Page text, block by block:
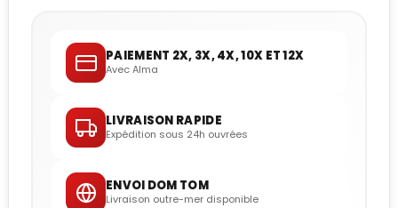
PAIEMENT 2X, 3X, 4X, 10X ET 12X
Avec Alma
LIVRAISON RAPIDE
Expédition sous 24h ouvrées
ENVOI DOM TOM
Livraison outre-mer disponible